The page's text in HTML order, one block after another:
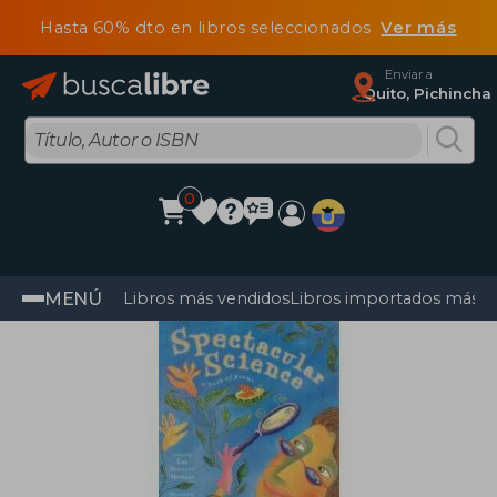
Hasta 60% dto en libros seleccionadosVer más
Enviar a
Quito, Pichincha
0
MENÚ Libros más vendidosLibros importados más